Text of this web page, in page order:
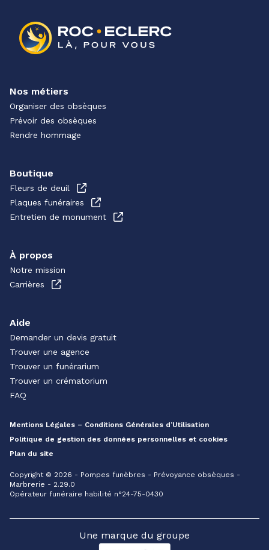
Nos métiers
Organiser des obsèques
Prévoir des obsèques
Rendre hommage
Boutique
Fleurs de deuil
Plaques funéraires
Entretien de monument
À propos
Notre mission
Carrières
Aide
Demander un devis gratuit
Trouver une agence
Trouver un funérarium
Trouver un crématorium
FAQ
Mentions Légales – Conditions Générales d’Utilisation
Politique de gestion des données personnelles et cookies
Plan du site
Copyright © 2026 - Pompes funèbres - Prévoyance obsèques -
Marbrerie - 2.29.0
Opérateur funéraire habilité n°24-75-0430
Une marque du groupe